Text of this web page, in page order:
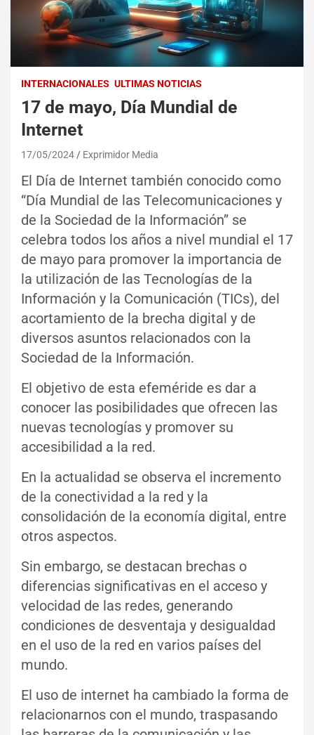
INTERNACIONALES ULTIMAS NOTICIAS
17 de mayo, Día Mundial de
Internet
17/05/2024 Exprimidor Media
El Día de Internet también conocido como
“Día Mundial de las Telecomunicaciones y
de la Sociedad de la Información” se
celebra todos los años a nivel mundial el 17
de mayo para promover la importancia de
la utilización de las Tecnologías de la
Información y la Comunicación (TICs), del
acortamiento de la brecha digital y de
diversos asuntos relacionados con la
Sociedad de la Información.
El objetivo de esta efeméride es dar a
conocer las posibilidades que ofrecen las
nuevas tecnologías y promover su
accesibilidad a la red.
En la actualidad se observa el incremento
de la conectividad a la red y la
consolidación de la economía digital, entre
otros aspectos.
Sin embargo, se destacan brechas o
diferencias significativas en el acceso y
velocidad de las redes, generando
condiciones de desventaja y desigualdad
en el uso de la red en varios países del
mundo.
El uso de internet ha cambiado la forma de
relacionarnos con el mundo, traspasando